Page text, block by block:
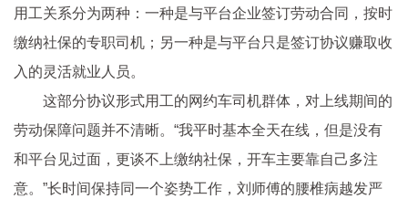
用工关系分为两种：一种是与平台企业签订劳动合同，按时
缴纳社保的专职司机；另一种是与平台只是签订协议赚取收
入的灵活就业人员。
这部分协议形式用工的网约车司机群体，对上线期间的
劳动保障问题并不清晰。“我平时基本全天在线，但是没有
和平台见过面，更谈不上缴纳社保，开车主要靠自己多注
意。”长时间保持同一个姿势工作，刘师傅的腰椎病越发严